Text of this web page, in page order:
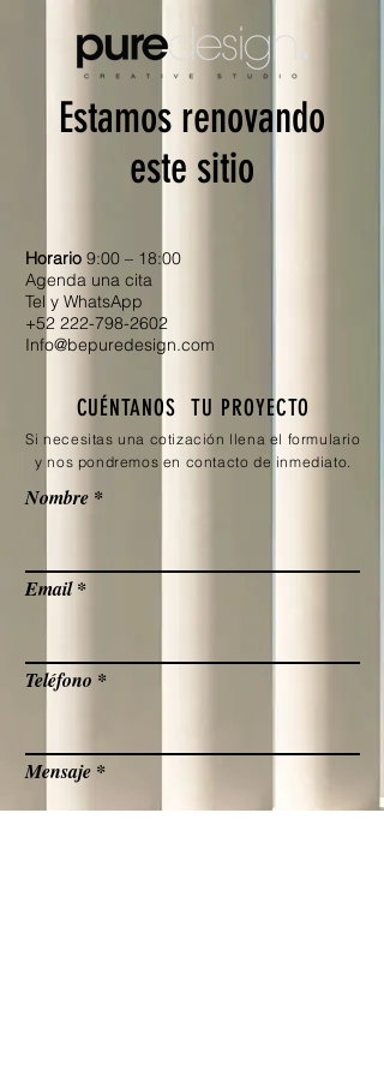
Estamos renovando
este sitio
Horario 9:00 – 18:00
Agenda una cita
Tel y WhatsApp
+‌52 222-798-2602
Info@bepuredesign.com
CUÉNTANOS TU PROYECTO
Si necesitas una cotización llena el formulario
y nos pondremos en contacto de inmediato.
Nombre
Email
Teléfono
Mensaje